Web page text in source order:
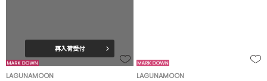
再入荷受付
LAGUNAMOON
LAGUNAMOON